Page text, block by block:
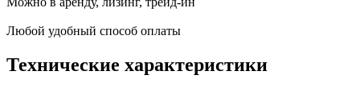
Любой удобный способ оплаты
Технические характеристики